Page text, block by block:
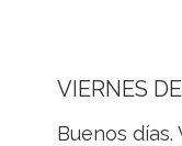
VIERNES
Buenos días.